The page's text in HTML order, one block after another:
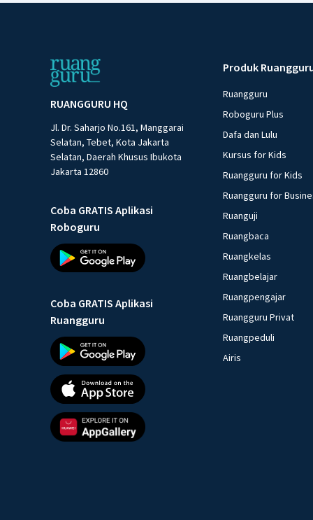
RUANGGURU HQ
Jl. Dr. Saharjo No.161, Manggarai
Selatan, Tebet, Kota Jakarta
Selatan, Daerah Khusus Ibukota
Jakarta 12860
Coba GRATIS Aplikasi
Roboguru
Coba GRATIS Aplikasi
Ruangguru
Produk
Ruangguru
Roboguru Plus
Dafa dan Lulu
Kursus for Kids
Ruangguru for Kids
Ruangguru for
Ruanguji
Ruangbaca
Ruangkelas
Ruangbelajar
Ruangpengajar
Ruangguru Privat
Ruangpeduli
Airis